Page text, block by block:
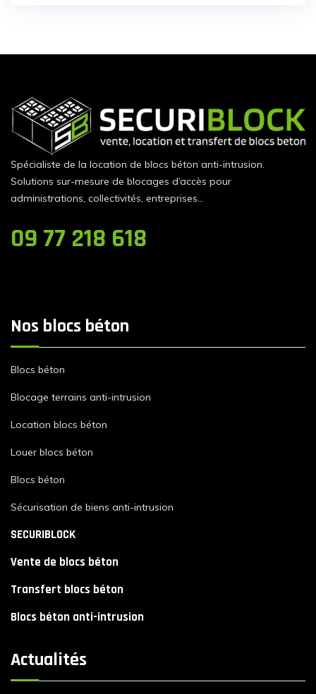
Spécialiste de la location de blocs béton anti-intrusion.
Solutions sur-mesure de blocages d’accès pour
administrations, collectivités, entreprises…
09 77 218 618
Nos blocs béton
Blocs béton
Blocage terrains anti-intrusion
Location blocs béton
Louer blocs béton
Blocs béton
Sécurisation de biens anti-intrusion
SECURIBLOCK
Vente de blocs béton
Transfert blocs béton
Blocs béton anti-intrusion
Actualités